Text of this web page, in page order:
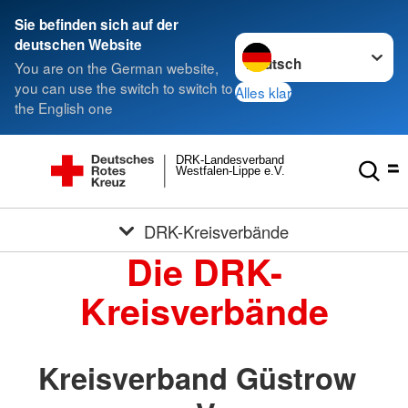
Sie befinden sich auf der
deutschen Website
You are on the German website,
you can use the switch to switch to
the English one
Sprache wechseln zu
Alles klar
Westfalen-Lippe e.V.
DRK-Landesverband
DRK-Kreisverbände
Die DRK-
Kreisverbände
Kreisverband Güstrow